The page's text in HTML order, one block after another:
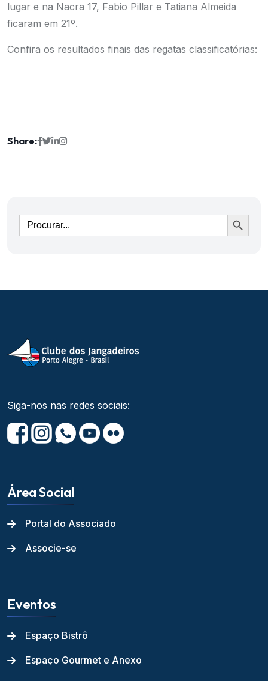
lugar e na Nacra 17, Fabio Pillar e Tatiana Almeida
ficaram em 21º.
Confira os resultados finais das regatas classificatórias:
Share:
Ir
Siga-nos nas redes sociais:
Área Social
Portal do Associado
Associe-se
Eventos
Espaço Bistrô
Espaço Gourmet e Anexo